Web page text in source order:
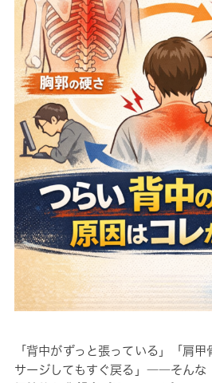
「背中がずっと張っている」「肩
サージしてもすぐ戻る」――そんな